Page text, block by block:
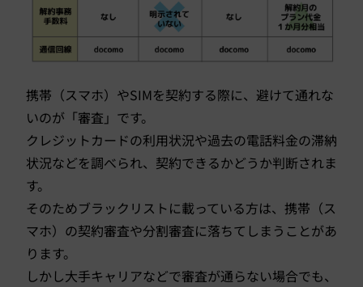
携帯（スマホ）やSIMを契約する際に、避けて通れな
いのが「審査」です。
クレジットカードの利用状況や過去の電話料金の滞納
状況などを調べられ、契約できるかどうか判断されま
す。
そのためブラックリストに載っている方は、携帯（ス
マホ）の契約審査や分割審査に落ちてしまうことがあ
ります。
しかし大手キャリアなどで審査が通らない場合でも、